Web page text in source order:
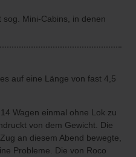
Mini-Cabins, in denen
auf eine Länge von fast 4,5
Wagen einmal ohne Lok zu
von dem Gewicht. Die
an diesem Abend bewegte,
Probleme. Die von Roco